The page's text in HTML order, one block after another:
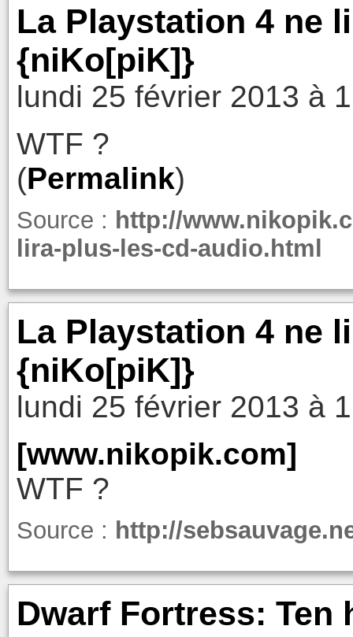
La Playstation 4 ne
{niKo[piK]}
lundi 25 février 2013 à
WTF ?
(Permalink)
Source : http://
lira-plus-les-cd-audio.html
La Playstation 4 ne
{niKo[piK]}
lundi 25 février 2013 à
[www.nikopik.com]
WTF ?
Source : http://
Dwarf Fortress: